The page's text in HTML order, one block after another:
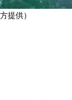
提供）